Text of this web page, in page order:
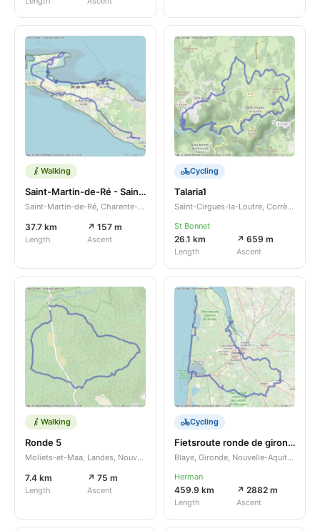
Walking
Saint-Martin-de-Ré - Sainte-Marie-de-Ré
Saint-Martin-de-Ré, Charente-Maritime, Nouvelle-Aquitaine, FR
37.7 km
Length
↗ 157 m
Ascent
Cycling
Talaria1
Saint-Cirgues-la-Loutre, Corrèze, Nouvelle-Aquitaine, FR
St Bonnet
26.1 km
Length
↗ 659 m
Ascent
Walking
Ronde 5
Moliets-et-Maa, Landes, Nouvelle-Aquitaine, FR
7.4 km
Length
↗ 75 m
Ascent
Cycling
Fietsroute ronde de gironde
Blaye, Gironde, Nouvelle-Aquitaine, FR
Herman
459.9 km
Length
↗ 2882 m
Ascent